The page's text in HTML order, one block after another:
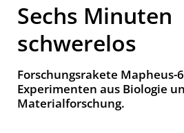
Sechs Minuten
schwerelos
Forschungsrakete
Experimenten aus Biologie
Materialforschung.